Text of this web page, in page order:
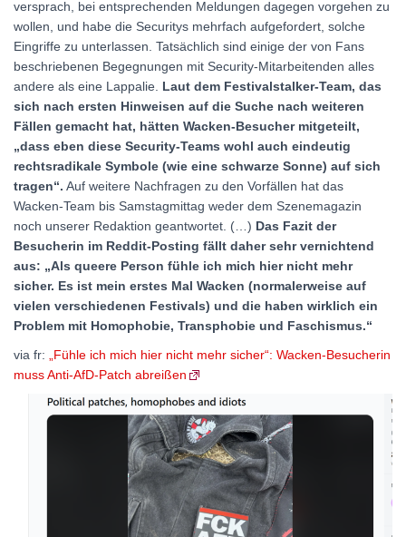
versprach, bei entsprechenden Meldungen dagegen vorgehen zu
wollen, und habe die Securitys mehrfach aufgefordert, solche
Eingriffe zu unterlassen. Tatsächlich sind einige der von Fans
beschriebenen Begegnungen mit Security-Mitarbeitenden alles
andere als eine Lappalie. Laut dem Festivalstalker-Team, das
sich nach ersten Hinweisen auf die Suche nach weiteren
Fällen gemacht hat, hätten Wacken-Besucher mitgeteilt,
„dass eben diese Security-Teams wohl auch eindeutig
rechtsradikale Symbole (wie eine schwarze Sonne) auf sich
tragen“. Auf weitere Nachfragen zu den Vorfällen hat das
Wacken-Team bis Samstagmittag weder dem Szenemagazin
noch unserer Redaktion geantwortet. (…) Das Fazit der
Besucherin im Reddit-Posting fällt daher sehr vernichtend
aus: „Als queere Person fühle ich mich hier nicht mehr
sicher. Es ist mein erstes Mal Wacken (normalerweise auf
vielen verschiedenen Festivals) und die haben wirklich ein
Problem mit Homophobie, Transphobie und Faschismus.“
via fr:
„Fühle ich mich hier nicht mehr sicher“: Wacken-Besucherin
muss Anti-AfD-Patch abreißen